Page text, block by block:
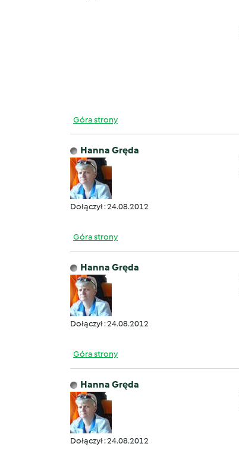
Góra strony
Hanna Gręda
Dołączył : 24.08.2012
Góra strony
Hanna Gręda
Dołączył : 24.08.2012
Góra strony
Hanna Gręda
Dołączył : 24.08.2012